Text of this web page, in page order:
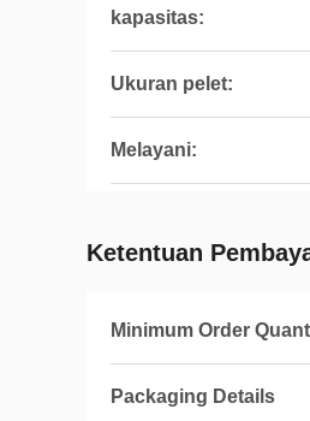
kapasitas:
Ukuran pelet:
Melayani:
Ketentuan
Minimum Order
Packaging Details